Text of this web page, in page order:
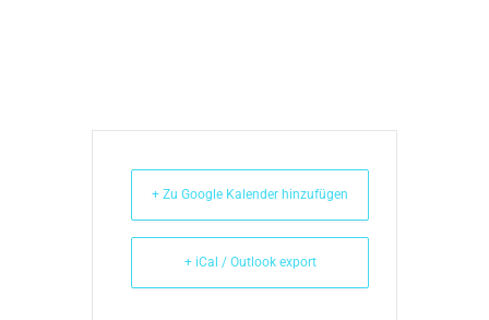
+ Zu Google Kalender hinzufügen
+ iCal / Outlook export